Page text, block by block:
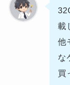
載
他
な
買